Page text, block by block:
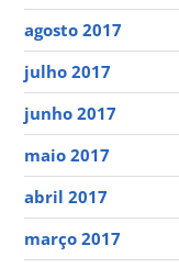
agosto 2017
julho 2017
junho 2017
maio 2017
abril 2017
março 2017